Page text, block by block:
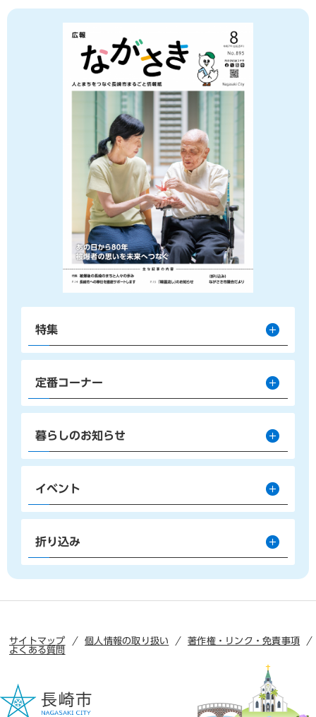
特集
定番コーナー
暮らしのお知らせ
イベント
折り込み
サイトマップ 個人情報の取り扱い
著作権・リンク・免責事項
よくある質問